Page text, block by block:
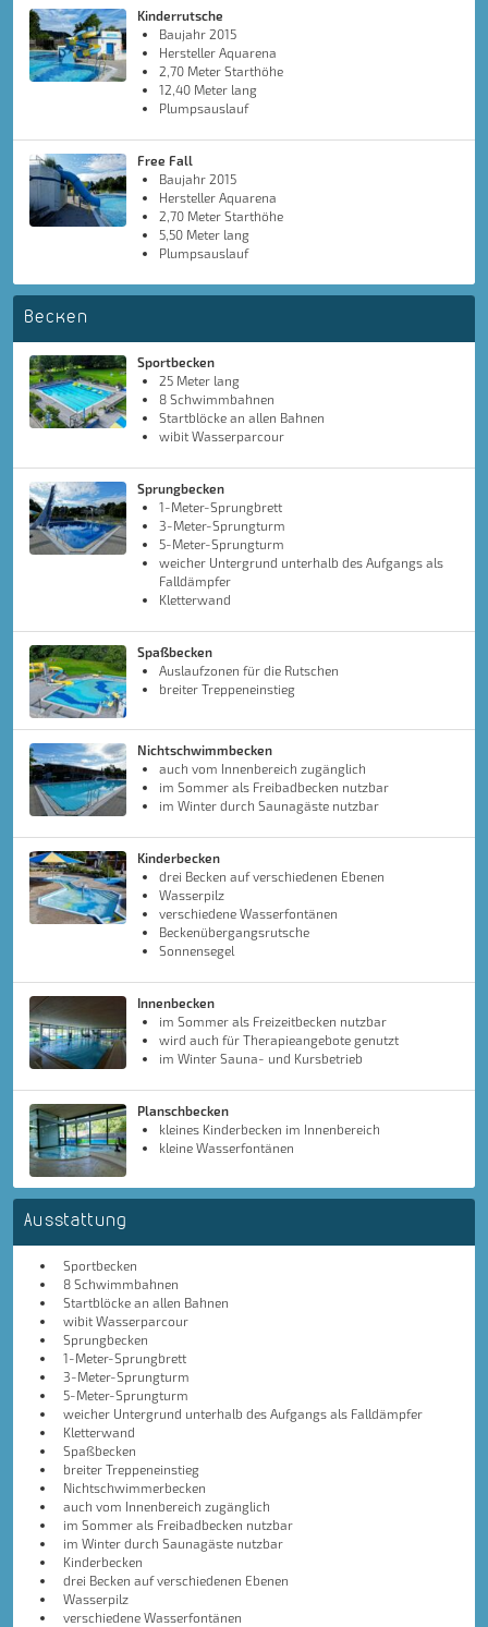
Kinderrutsche
Baujahr 2015
Hersteller Aquarena
2,70 Meter Starthöhe
12,40 Meter lang
Plumpsauslauf
Free Fall
Baujahr 2015
Hersteller Aquarena
2,70 Meter Starthöhe
5,50 Meter lang
Plumpsauslauf
Becken
Sportbecken
25 Meter lang
8 Schwimmbahnen
Startblöcke an allen Bahnen
wibit Wasserparcour
Sprungbecken
1-Meter-Sprungbrett
3-Meter-Sprungturm
5-Meter-Sprungturm
weicher Untergrund unterhalb des Aufgangs als
Falldämpfer
Kletterwand
Spaßbecken
Auslaufzonen für die Rutschen
breiter Treppeneinstieg
Nichtschwimmbecken
auch vom Innenbereich zugänglich
im Sommer als Freibadbecken nutzbar
im Winter durch Saunagäste nutzbar
Kinderbecken
drei Becken auf verschiedenen Ebenen
Wasserpilz
verschiedene Wasserfontänen
Beckenübergangsrutsche
Sonnensegel
Innenbecken
im Sommer als Freizeitbecken nutzbar
wird auch für Therapieangebote genutzt
im Winter Sauna- und Kursbetrieb
Planschbecken
kleines Kinderbecken im Innenbereich
kleine Wasserfontänen
Ausstattung
Sportbecken
8 Schwimmbahnen
Startblöcke an allen Bahnen
wibit Wasserparcour
Sprungbecken
1-Meter-Sprungbrett
3-Meter-Sprungturm
5-Meter-Sprungturm
weicher Untergrund unterhalb des Aufgangs als Falldämpfer
Kletterwand
Spaßbecken
breiter Treppeneinstieg
Nichtschwimmerbecken
auch vom Innenbereich zugänglich
im Sommer als Freibadbecken nutzbar
im Winter durch Saunagäste nutzbar
Kinderbecken
drei Becken auf verschiedenen Ebenen
Wasserpilz
verschiedene Wasserfontänen